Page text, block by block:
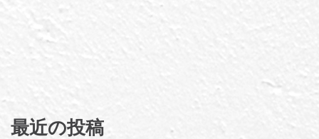
最近の投稿